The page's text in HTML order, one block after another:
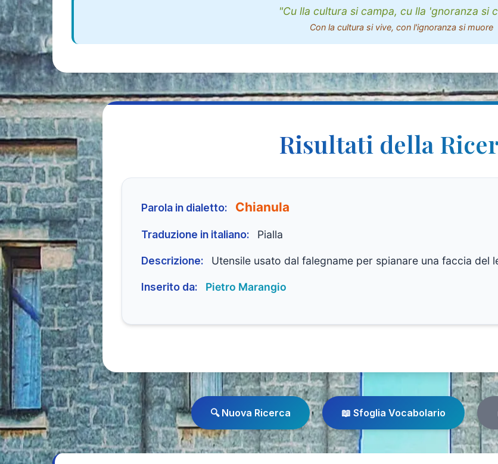
"Cu lla cultura si campa, cu lla 'gnoranza si
Con la cultura si vive, con l'ignoranza si muore
Risultati della
Parola in dialetto: Chianula
Traduzione in italiano: Pialla
Descrizione: Utensile usato dal falegname per spianare una faccia del
Inserito da: Pietro Marangio
🔍 Nuova Ricerca 📖 Sfoglia Vocabolario